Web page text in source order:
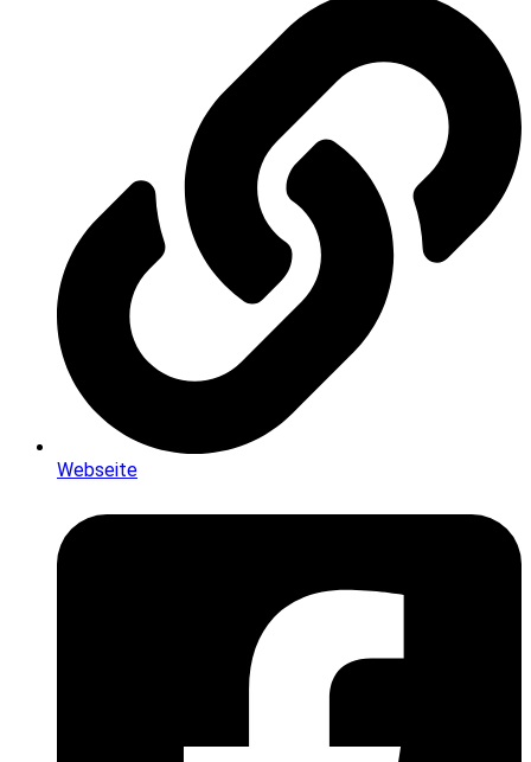
Webseite